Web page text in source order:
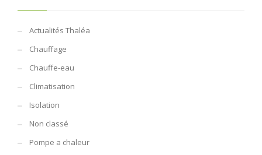
Actualités Thaléa
Chauffage
Chauffe-eau
Climatisation
Isolation
Non classé
Pompe a chaleur